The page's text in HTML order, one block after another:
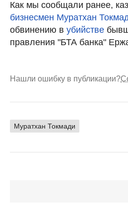
Как мы сообщали ранее,
бизнесмен Муратхан
обвинению в убийстве
правления "БТА банка"
Нашли ошибку в публикации?
Муратхан Токмади